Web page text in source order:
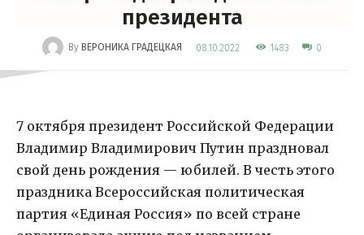
президента
By ВЕРОНИКА ГРАДЕЦКАЯ 08.10.2022 1483 0
7 октября президент Российской Федерации
Владимир Владимирович Путин праздновал
свой день рождения — юбилей. В честь этого
праздника Всероссийская политическая
партия «Единая Россия» по всей стране